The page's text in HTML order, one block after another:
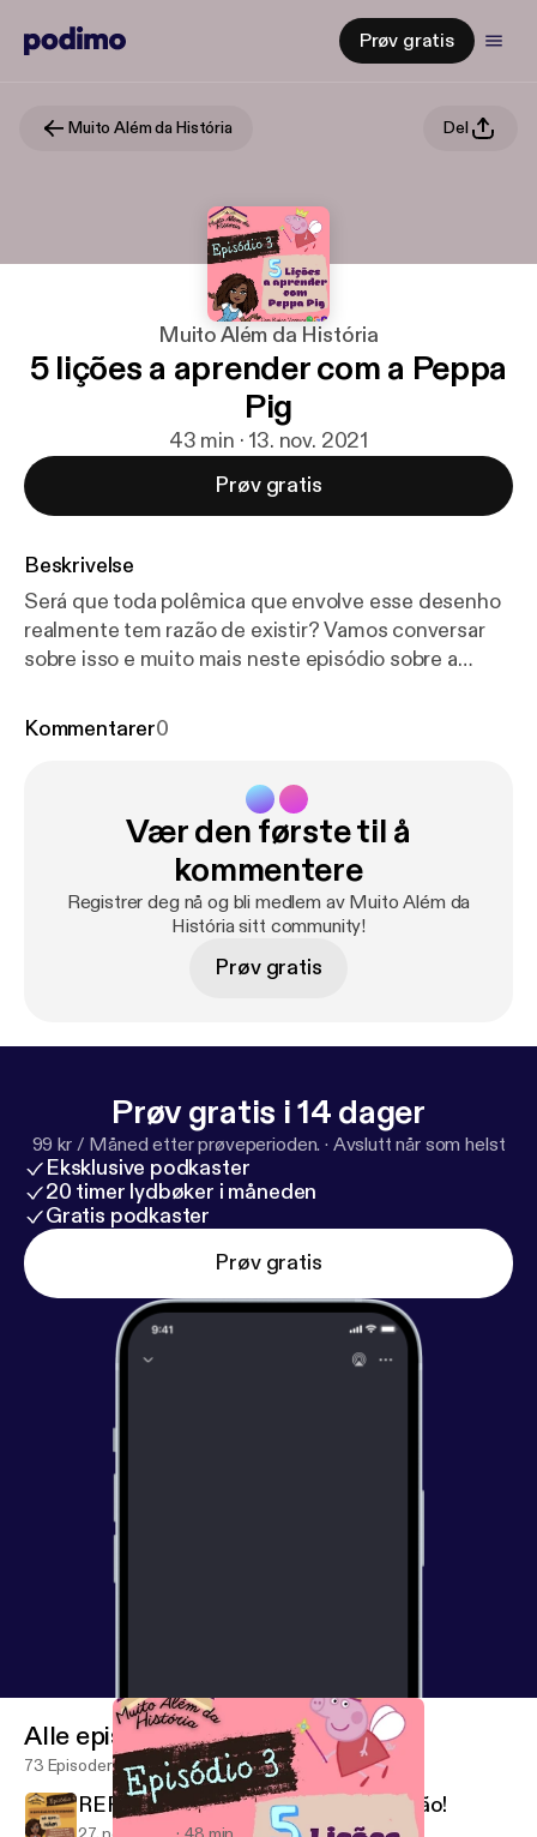
Prøv gratis
Muito Além da História Del
Muito Além da História
5 lições a aprender com a Peppa
Pig
43 min · 13. nov. 2021
Prøv gratis
Beskrivelse
Será que toda polêmica que envolve esse desenho
realmente tem razão de existir? Vamos conversar
sobre isso e muito mais neste episódio sobre a
tempos. --- Send in a voice message:
Kommentarer0
Vær den første til å
kommentere
Registrer deg nå og bli medlem av Muito Além da
História sitt community!
Prøv gratis
Prøv gratis i 14 dager
99 kr / Måned etter prøveperioden. · Avslutt når som helst
Eksklusive podkaster
20 timer lydbøker i måneden
Gratis podkaster
Prøv gratis
Alle episoder
73 Episoder
REPRESENTATIVIDADE...só que não!